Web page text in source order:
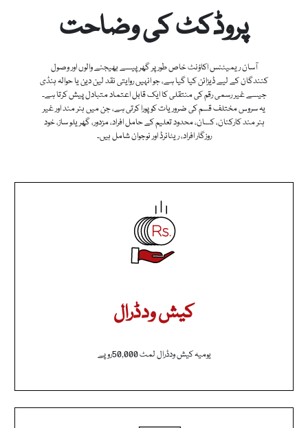
پروڈکٹ کی وضاحت
آسان ریمیٹنس اکاؤنٹ خاص طور پر گھر پیسے بھیجنے والوں اور وصول
کنندگان کے لیے ڈیزائن کیا گیا ہے، جو انہیں روایتی نقد لین دین یا حوالہ ہنڈی
جیسے غیر رسمی رقم کی منتقلی کا ایک قابل اعتماد متبادل پیش کرتا ہے۔
یہ سروس مختلف قسم کی ضروریات کو پورا کرتی ہے، جن میں ہنر مند اور غیر
ہنر مند کارکنان، کسان، محدود تعلیم کے حامل افراد، مزدور، گھریلو ساز، خود
روزگار افراد، ریٹائرڈ اور نوجوان شامل ہیں۔
کیش ودڈرال
یومیہ کیش ودڈرال لمٹ 50,000روپے